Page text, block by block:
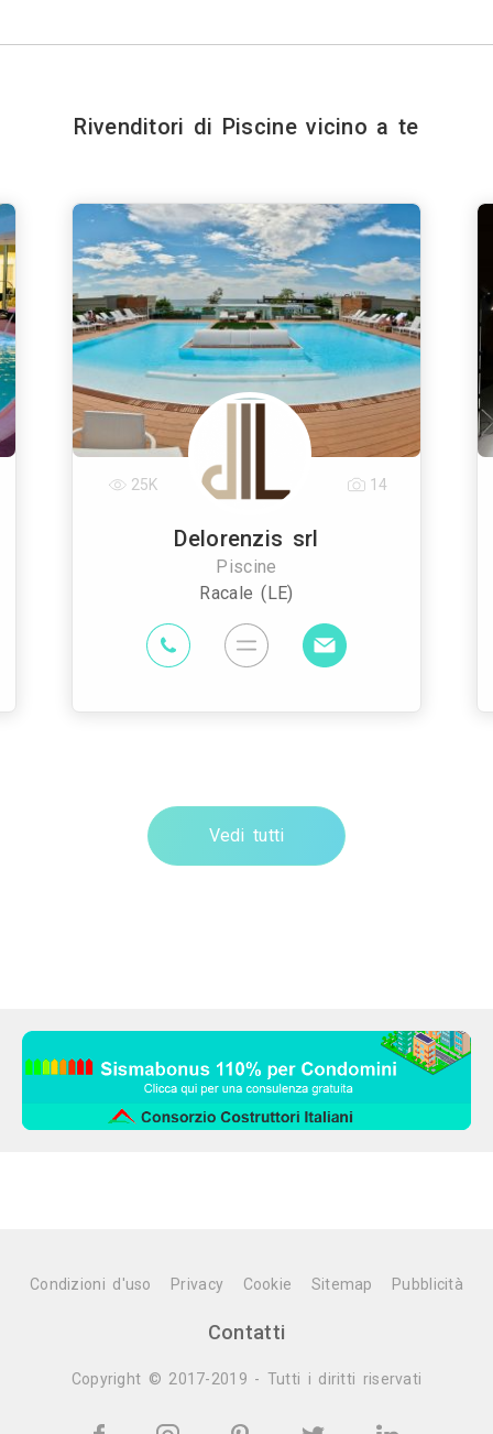
Rivenditori di Piscine vicino a te
Delorenzis srl
Piscine
Racale (LE)
25K 14
Vedi tutti
Condizioni d'uso Privacy Cookie Sitemap Pubblicità
Contatti
Copyright © 2017-2019 - Tutti i diritti riservati